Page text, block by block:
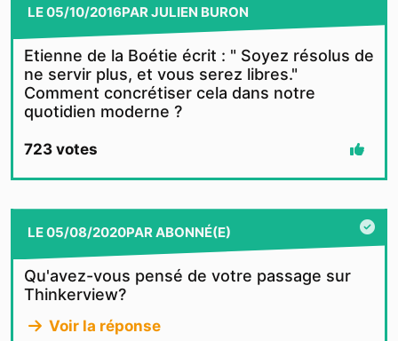
LE05/10/2016PARJULIEN BURON
Etienne de la Boétie écrit : " Soyez résolus de
ne servir plus, et vous serez libres."
Comment concrétiser cela dans notre
quotidien moderne ?
723 votes
LE05/08/2020PARABONNÉ(E)
Qu'avez-vous pensé de votre passage sur
Thinkerview?
Voir la réponse